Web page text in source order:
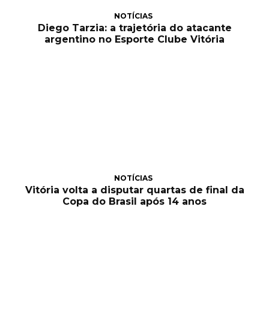
NOTÍCIAS
Diego Tarzia: a trajetória do atacante
argentino no Esporte Clube Vitória
NOTÍCIAS
Vitória volta a disputar quartas de final da
Copa do Brasil após 14 anos